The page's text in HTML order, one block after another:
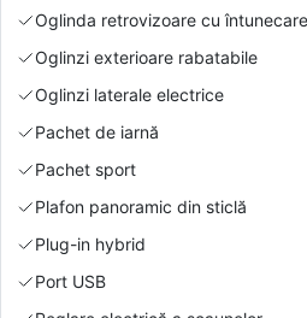
Oglinda retrovizoare cu
Oglinzi exterioare rabatabile
Oglinzi laterale electrice
Pachet de iarnă
Pachet sport
Plafon panoramic din sticlă
Plug-in hybrid
Port USB